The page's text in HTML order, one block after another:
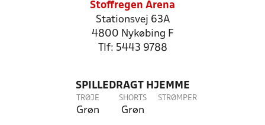
Stoffregen Arena
Stationsvej 63A
4800 Nykøbing F
Tlf: 5443 9788
SPILLEDRAGT HJEMME
TRØJE
Grøn
SHORTS
Grøn
STRØMPER